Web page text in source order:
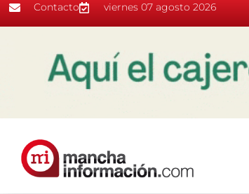
Contacto viernes 07 agosto 2026